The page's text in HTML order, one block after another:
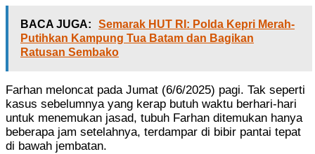
BACA JUGA:
Semarak HUT RI: Polda Kepri Merah-
Putihkan Kampung Tua Batam dan Bagikan
Ratusan Sembako
Farhan meloncat pada Jumat (6/6/2025) pagi. Tak seperti
kasus sebelumnya yang kerap butuh waktu berhari-hari
untuk menemukan jasad, tubuh Farhan ditemukan hanya
beberapa jam setelahnya, terdampar di bibir pantai tepat
di bawah jembatan.